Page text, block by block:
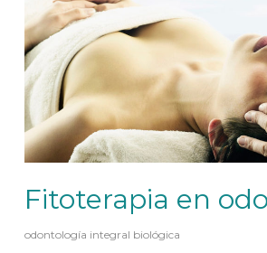
Fitoterapia en
odontología integral biológica